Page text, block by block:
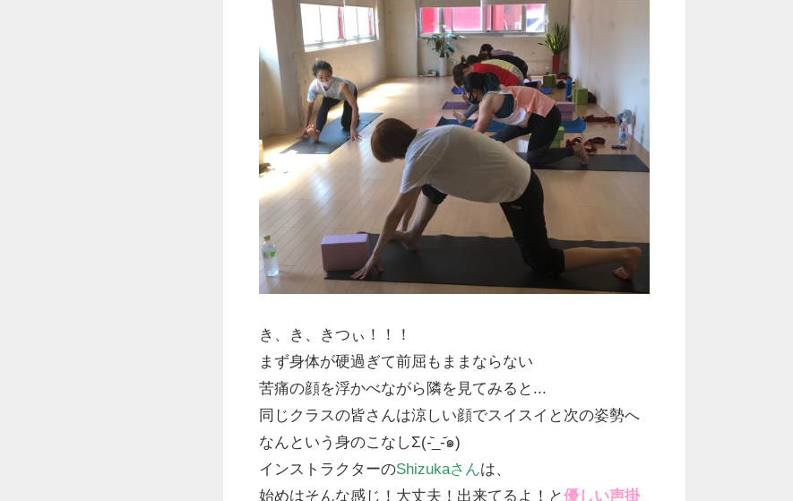
き、き、きつぃ！！！
まず身体が硬過ぎて前屈もままならない
苦痛の顔を浮かべながら隣を見てみると...
同じクラスの皆さんは涼しい顔でスイスイと次の姿勢へ
なんという身のこなしΣ(-᷅_-᷄๑)
インストラクターのShizukaさん は、
始めはそんな感じ！大丈夫！出来てるよ！と優しい声掛